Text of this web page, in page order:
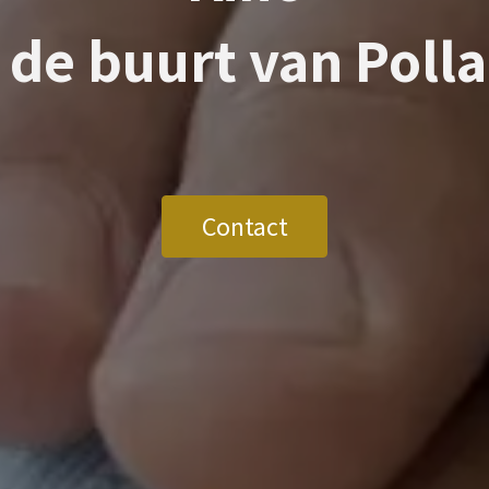
buurt van
Contact